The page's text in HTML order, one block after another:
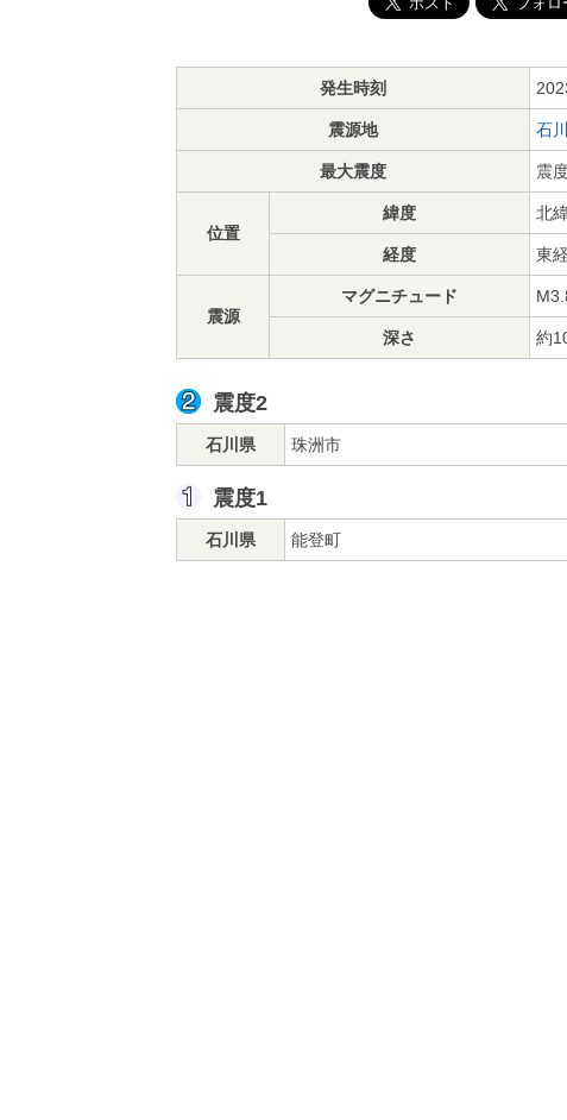
発生時刻
震源地 石
最大震度 震
位置
緯度 北
経度 東
震源
マグニチュード
深さ 約
震度2
石川県 珠洲市
震度1
石川県 能登町